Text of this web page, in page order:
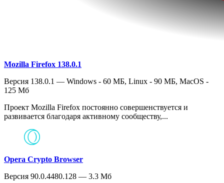
Mozilla Firefox 138.0.1
Версия 138.0.1 — Windows - 60 МБ, Linux - 90 МБ, MacOS -
125 Мб
Проект Mozilla Firefox постоянно совершенствуется и
развивается благодаря активному сообществу,...
Opera Crypto Browser
Версия 90.0.4480.128 — 3.3 Мб